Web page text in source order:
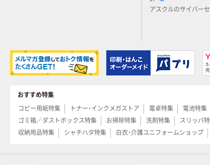
アスクルのサイバー
おすすめ特集
コピー用紙特集
トナー・インクメガストア 電卓特集 電池特集
ゴミ箱／ダストボックス特集
お掃除特集 洗剤特集 スリッパ
収納用品特集
シャチハタ特集 白衣・介護ユニフォームショップ